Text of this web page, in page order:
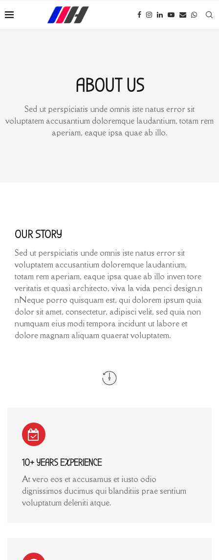
ABOUT US
Sed ut perspiciatis unde omnis iste natus error sit
voluptatem accusantium doloremque laudantium, totam rem
aperiam, eaque ipsa quae ab illo.
OUR STORY
Sed ut perspiciatis unde omnis iste natus error sit
voluptatem accusantium doloremque laudantium,
totam rem aperiam, eaque ipsa quae ab illo inven tore
veritatis et quasi architecto, viva la vida penci design.n
nNeque porro quisquam est, qui dolorem ipsum quia
dolor sit amet, consectetur, adipisci velit, sed quia non
numquam eius modi tempora incidunt ut labore et
dolore magnam aliquam quaerat voluptatem.
10+ YEARS EXPERIENCE
At vero eos et accusamus et iusto odio
dignissimos ducimus qui blanditiis prae sentium
voluptatum deleniti atque.